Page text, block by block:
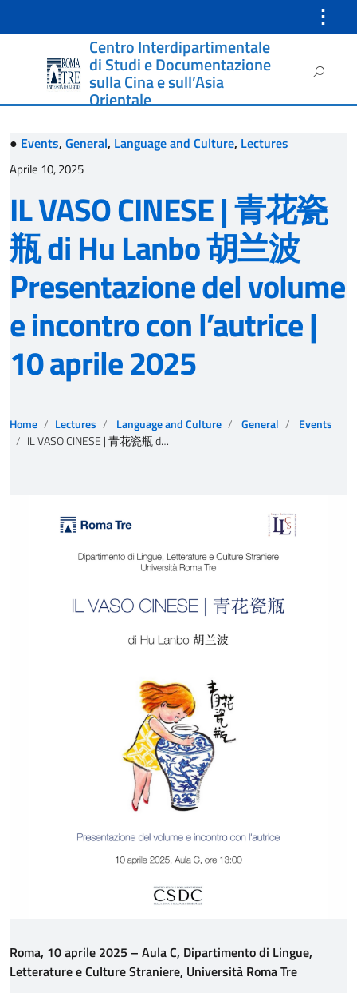
⋮
Instagram
Centro Interdipartimentale
di Studi e Documentazione
sulla Cina e sull’Asia
Orientale
per:
● Events, General, Language and Culture, Lectures
Aprile 10, 2025
IL VASO CINESE | 青花瓷
瓶 di Hu Lanbo 胡兰波
Presentazione del volume
e incontro con l’autrice |
10 aprile 2025
Home Lectures Language and Culture General
Events
IL VASO CINESE | 青花瓷瓶 di Hu Lanbo 胡兰波 Presentazione del volume e incontro con l’autrice | 10 aprile 2025
Roma, 10 aprile 2025 – Aula C, Dipartimento di Lingue,
Letterature e Culture Straniere, Università Roma Tre